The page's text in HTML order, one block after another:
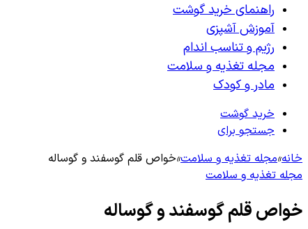
راهنمای خرید گوشت
آموزش آشپزی
رژیم و تناسب اندام
مجله تغذیه و سلامت
مادر و کودک
خرید گوشت
جستجو برای
خانه»مجله تغذیه و سلامت»خواص قلم گوسفند و گوساله
مجله تغذیه و سلامت
خواص قلم گوسفند و گوساله